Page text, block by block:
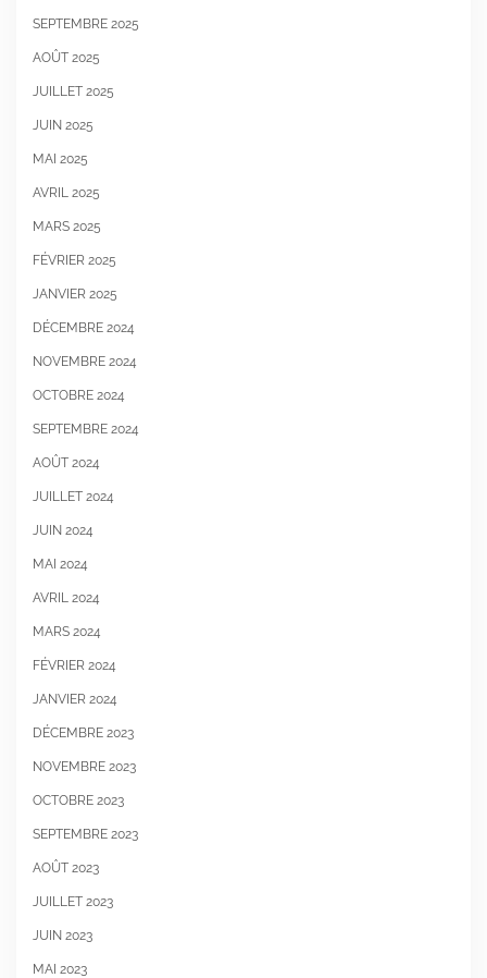
SEPTEMBRE 2025
AOÛT 2025
JUILLET 2025
JUIN 2025
MAI 2025
AVRIL 2025
MARS 2025
FÉVRIER 2025
JANVIER 2025
DÉCEMBRE 2024
NOVEMBRE 2024
OCTOBRE 2024
SEPTEMBRE 2024
AOÛT 2024
JUILLET 2024
JUIN 2024
MAI 2024
AVRIL 2024
MARS 2024
FÉVRIER 2024
JANVIER 2024
DÉCEMBRE 2023
NOVEMBRE 2023
OCTOBRE 2023
SEPTEMBRE 2023
AOÛT 2023
JUILLET 2023
JUIN 2023
MAI 2023